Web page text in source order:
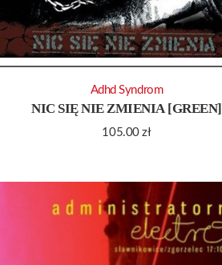
NIC SIĘ NIE ZMIENIA [GREEN]
105.00zł
Adhd Syndrom